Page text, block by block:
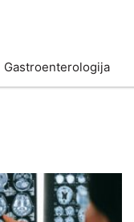
Gastroenterologija